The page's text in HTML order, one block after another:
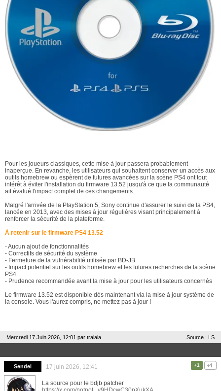
Pour les joueurs classiques, cette mise à jour passera probablement
inaperçue. En revanche, les utilisateurs qui souhaitent conserver un accès aux
outils homebrew ou espèrent de futures avancées sur la scène PS4 ont tout
intérêt à éviter l'installation du firmware 13.52 jusqu'à ce que la communauté
ait évalué l'impact complet de ces changements.
Malgré l'arrivée de la PlayStation 5, Sony continue d'assurer le suivi de la PS4,
lancée en 2013, avec des mises à jour régulières visant principalement à
renforcer la sécurité de la plateforme.
À retenir sur le firmware PS4 13.52
- Aucun ajout de fonctionnalités
- Correctifs de sécurité du système
- Fermeture de la vulnérabilité utilisée par BD-JB
- Impact potentiel sur les outils homebrew et les futures recherches de la scène
PS4
- Prudence recommandée avant la mise à jour pour les utilisateurs concernés
Le firmware 13.52 est disponible dès maintenant via la mise à jour système de
la console. Vous l'aurez compris, ne mettez pas à jour !
Mercredi 17 Juin 2026, 12:01 par tralala Source : LS
Sendel 17 juin 2026, 12:41 +1
La source pour le bdjb patcher